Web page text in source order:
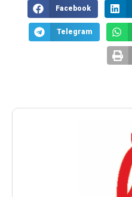
Facebook
Telegram